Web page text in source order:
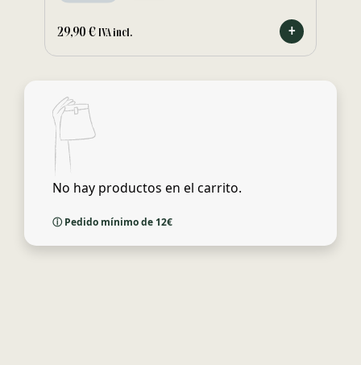
29,90 € IVA incl.
No hay productos en el carrito.
ⓘ Pedido mínimo de 12€